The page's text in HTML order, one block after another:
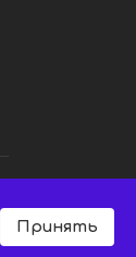
Принять